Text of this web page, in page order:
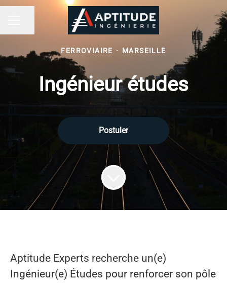
Partager la page
FERROVIAIRE · MARSEILLE
Ingénieur études
Postuler
Aptitude Experts recherche un(e)
Ingénieur(e) Études pour renforcer son pôle